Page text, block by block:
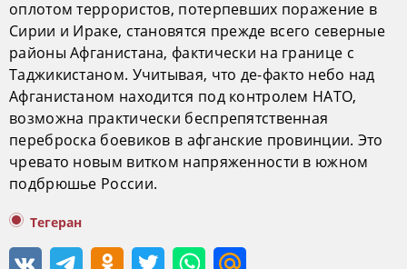
оплотом террористов, потерпевших поражение в
Сирии и Ираке, становятся прежде всего северные
районы Афганистана, фактически на границе с
Таджикистаном. Учитывая, что де-факто небо над
Афганистаном находится под контролем НАТО,
возможна практически беспрепятственная
переброска боевиков в афганские провинции. Это
чревато новым витком напряженности в южном
подбрюшье России.
Тегеран